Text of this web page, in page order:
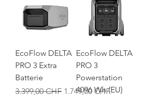
EcoFlow DELTA
PRO 3 Extra
Batterie
Standardpreis
3.399,00 CHF Sale-Preis
1.749,00 CHF
EcoFlow DELTA
PRO 3
Powerstation
4096 Wh (EU)